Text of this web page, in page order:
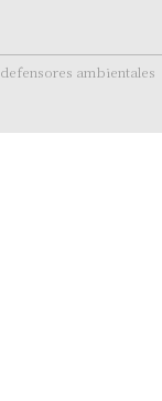
defensores ambientales